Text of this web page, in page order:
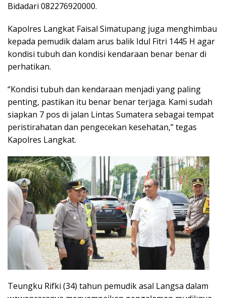
Bidadari 082276920000.
Kapolres Langkat Faisal Simatupang juga menghimbau
kepada pemudik dalam arus balik Idul Fitri 1445 H agar
kondisi tubuh dan kondisi kendaraan benar benar di
perhatikan.
“Kondisi tubuh dan kendaraan menjadi yang paling
penting, pastikan itu benar benar terjaga. Kami sudah
siapkan 7 pos di jalan Lintas Sumatera sebagai tempat
peristirahatan dan pengecekan kesehatan,” tegas
Kapolres Langkat.
Teungku Rifki (34) tahun pemudik asal Langsa dalam